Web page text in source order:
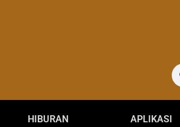
HIBURAN APLIKASI